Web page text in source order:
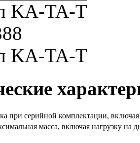
KA-TA-T
KA-TA-T
при серийной комплектации,
масса, включая нагрузку на